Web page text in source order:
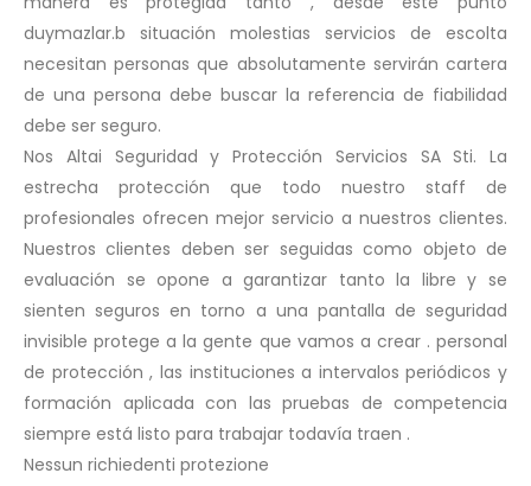
duymazlar.b situación molestias servicios de escolta
necesitan personas que absolutamente servirán cartera
de una persona debe buscar la referencia de fiabilidad
debe ser seguro.
Nos Altai Seguridad y Protección Servicios SA Sti. La
estrecha protección que todo nuestro staff de
profesionales ofrecen mejor servicio a nuestros clientes.
Nuestros clientes deben ser seguidas como objeto de
evaluación se opone a garantizar tanto la libre y se
sienten seguros en torno a una pantalla de seguridad
invisible protege a la gente que vamos a crear . personal
de protección , las instituciones a intervalos periódicos y
formación aplicada con las pruebas de competencia
siempre está listo para trabajar todavía traen .
Nessun richiedenti protezione